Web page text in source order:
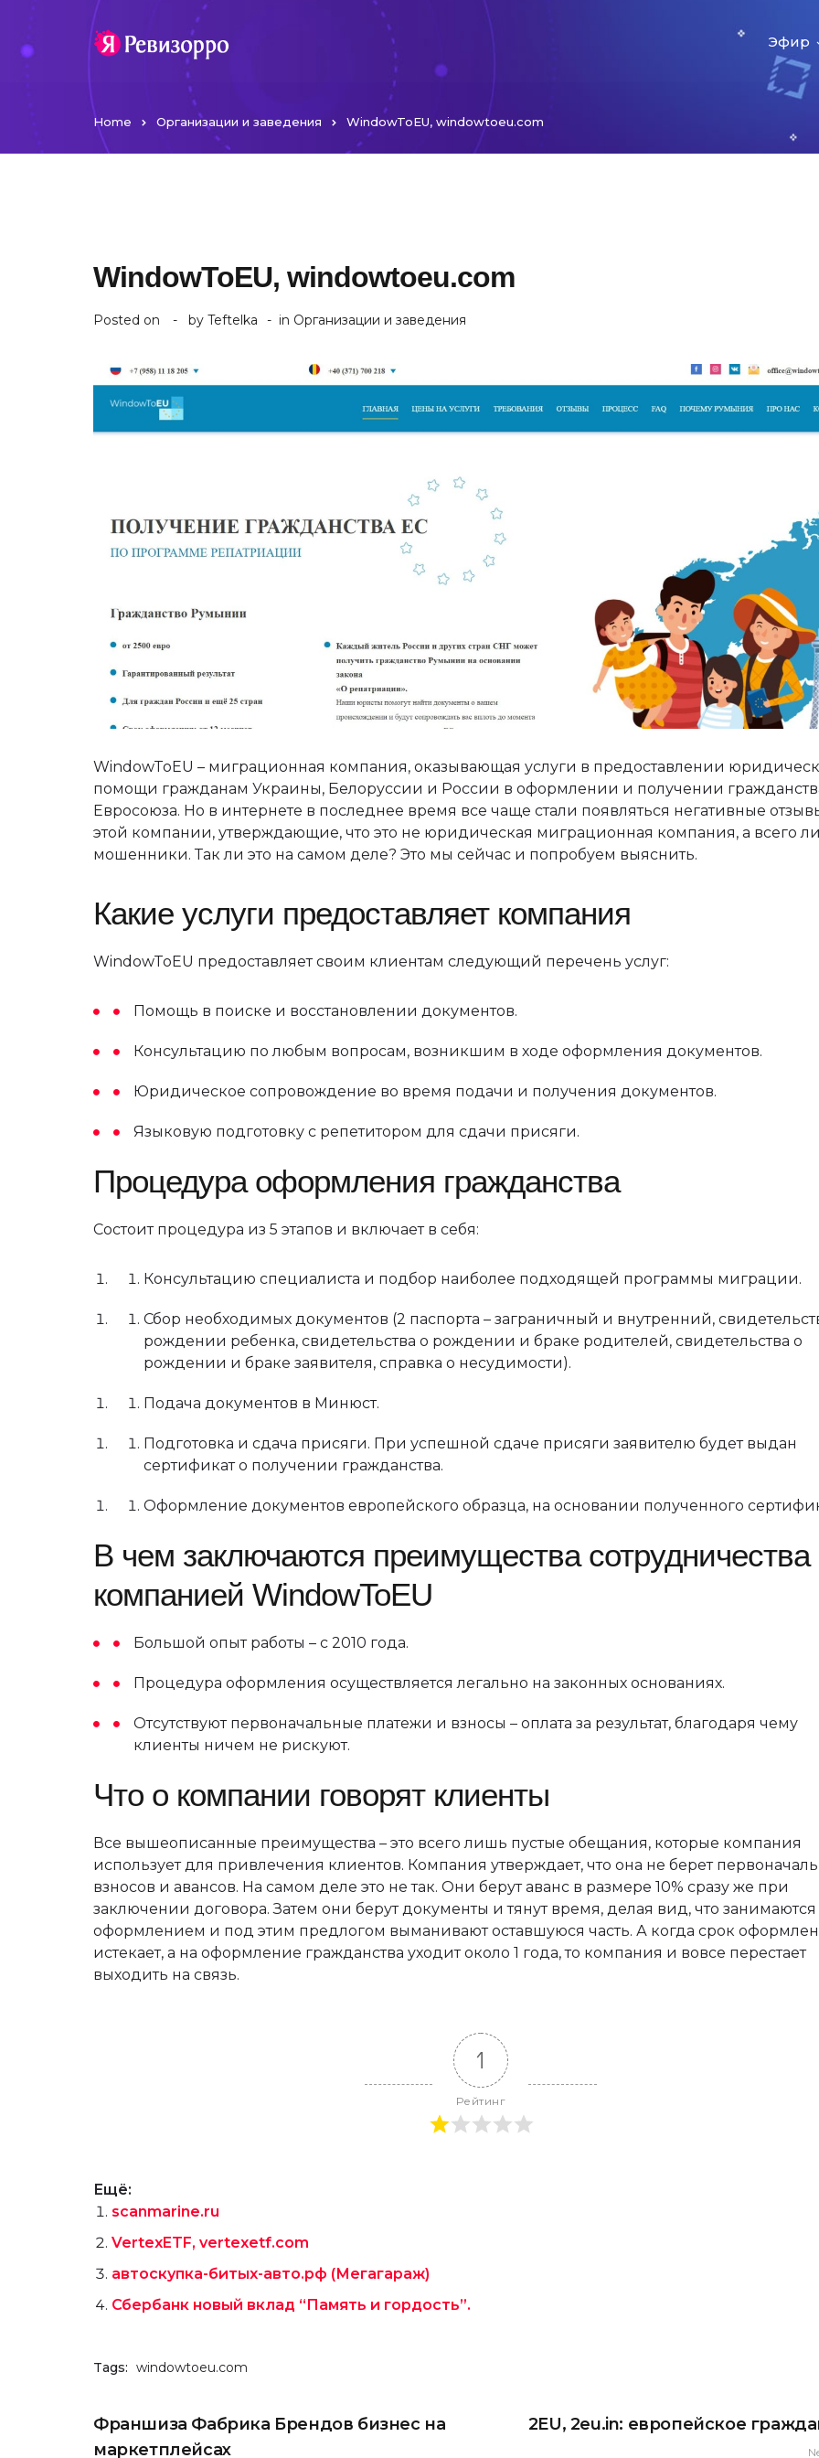
Эфир
Home Организации и заведения WindowToEU, windowtoeu.com
WindowToEU, windowtoeu.com
Posted on by Teftelka in Организации и заведения
WindowToEU – миграционная компания, оказывающая услуги в предоставлении
помощи гражданам Украины, Белоруссии и России в оформлении и получении
Евросоюза. Но в интернете в последнее время все чаще стали появляться негативные
этой компании, утверждающие, что это не юридическая миграционная компания, а всего
мошенники. Так ли это на самом деле? Это мы сейчас и попробуем выяснить.
Какие услуги предоставляет компания
WindowToEU предоставляет своим клиентам следующий перечень услуг:
Помощь в поиске и восстановлении документов.
Консультацию по любым вопросам, возникшим в ходе оформления документов.
Юридическое сопровождение во время подачи и получения документов.
Языковую подготовку с репетитором для сдачи присяги.
Процедура оформления гражданства
Состоит процедура из 5 этапов и включает в себя:
Консультацию специалиста и подбор наиболее подходящей программы миграции.
Сбор необходимых документов (2 паспорта – заграничный и внутренний,
рождении ребенка, свидетельства о рождении и браке родителей, свидетельства о
рождении и браке заявителя, справка о несудимости).
Подача документов в Минюст.
Подготовка и сдача присяги. При успешной сдаче присяги заявителю будет выдан
сертификат о получении гражданства.
Оформление документов европейского образца, на основании полученного
В чем заключаются преимущества сотрудничества
компанией WindowToEU
Большой опыт работы – с 2010 года.
Процедура оформления осуществляется легально на законных основаниях.
Отсутствуют первоначальные платежи и взносы – оплата за результат, благодаря чему
клиенты ничем не рискуют.
Что о компании говорят клиенты
Все вышеописанные преимущества – это всего лишь пустые обещания, которые компания
использует для привлечения клиентов. Компания утверждает, что она не берет
взносов и авансов. На самом деле это не так. Они берут аванс в размере 10% сразу же при
заключении договора. Затем они берут документы и тянут время, делая вид, что занимаются
оформлением и под этим предлогом выманивают оставшуюся часть. А когда срок
истекает, а на оформление гражданства уходит около 1 года, то компания и вовсе перестает
выходить на связь.
1
Рейтинг
Ещё:
scanmarine.ru
VertexETF, vertexetf.com
автоскупка-битых-авто.рф (Мегагараж)
Сбербанк новый вклад “Память и гордость”.
Tags: windowtoeu.com
Франшиза Фабрика Брендов бизнес на
маркетплейсах
2EU, 2eu.in: европейское